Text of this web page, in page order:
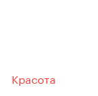
Красота